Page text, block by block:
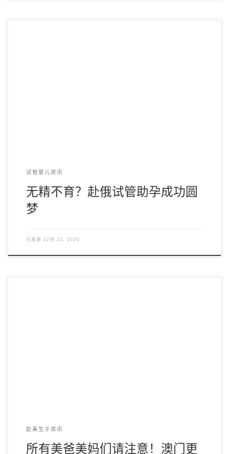
试管婴儿资讯
无精不育？赴俄试管助孕成功圆
梦
已发表 12月 15, 2020
赴美生子资讯
所有美爸美妈们请注意！澳门更